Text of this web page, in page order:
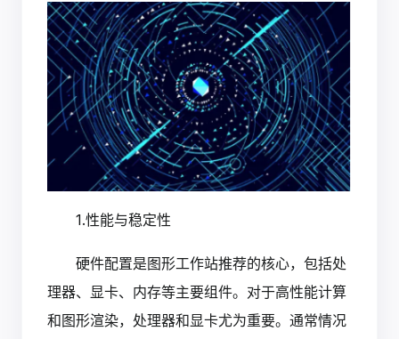
1.性能与稳定性
硬件配置是图形工作站推荐的核心，包括处
理器、显卡、内存等主要组件。对于高性能计算
和图形渲染，处理器和显卡尤为重要。通常情况